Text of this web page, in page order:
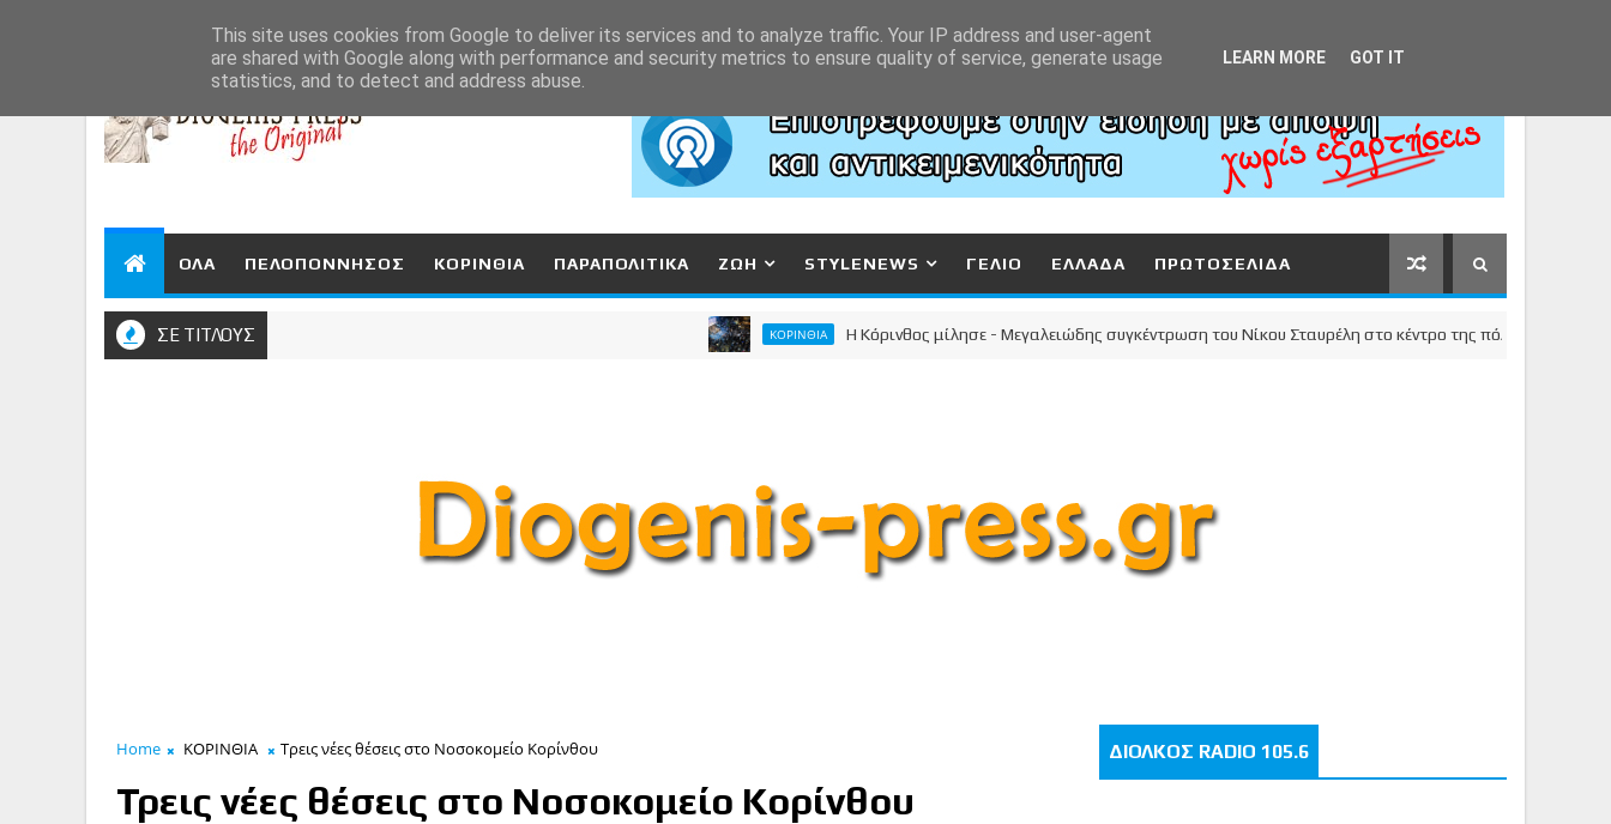
ΟΛΑ ΠΕΛΟΠΟΝΝΗΣΟΣ ΚΟΡΙΝΘΙΑ ΠΑΡΑΠΟΛΙΤΙΚΑ ΖΩΗ STYLENEWS ΓΕΛΙΟ ΕΛΛΑΔΑ ΠΡΩΤΟΣΕΛΙΔΑ
ΣΕ ΤΙΤΛΟΥΣ ΚΟΡΙΝΘΙΑ Η Κόρινθος μίλησε - Μεγαλειώδης συγκέντρωση του Νίκου Σταυρέλη στο κέντρο της πόλης!
Home ΚΟΡΙΝΘΙΑ Τρεις νέες θέσεις στο Νοσοκομείο Κορίνθου
Τρεις νέες θέσεις στο Νοσοκομείο Κορίνθου
ΔΙΟΛΚΟΣ RADIO 105.6
This site uses cookies from Google to deliver its services and to analyze traffic. Your IP address and user-agent
are shared with Google along with performance and security metrics to ensure quality of service, generate usage
statistics, and to detect and address abuse.
LEARN MORE GOT IT